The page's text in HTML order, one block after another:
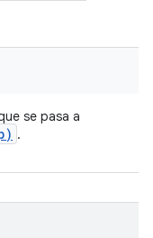
se pasa a
.